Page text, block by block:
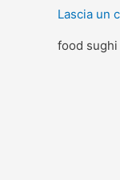
Lascia un
food